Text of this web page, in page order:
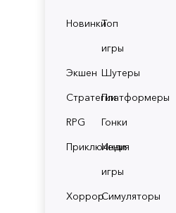
НовинкиТоп
игры
Экшен Шутеры
СтратегииПлатформеры
RPG
Гонки
Приключения
Инди
игры
ХоррорСимуляторы